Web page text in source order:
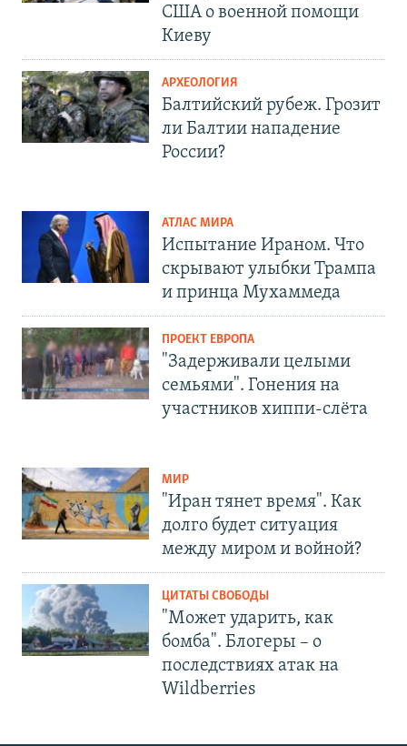
США о военной помощи
Киеву
АРХЕОЛОГИЯ
Балтийский рубеж. Грозит
ли Балтии нападение
России?
АТЛАС МИРА
Испытание Ираном. Что
скрывают улыбки Трампа
и принца Мухаммеда
ПРОЕКТ ЕВРОПА
"Задерживали целыми
семьями". Гонения на
участников хиппи-слёта
МИР
"Иран тянет время". Как
долго будет ситуация
между миром и войной?
ЦИТАТЫ СВОБОДЫ
"Может ударить, как
бомба". Блогеры – о
последствиях атак на
Wildberries